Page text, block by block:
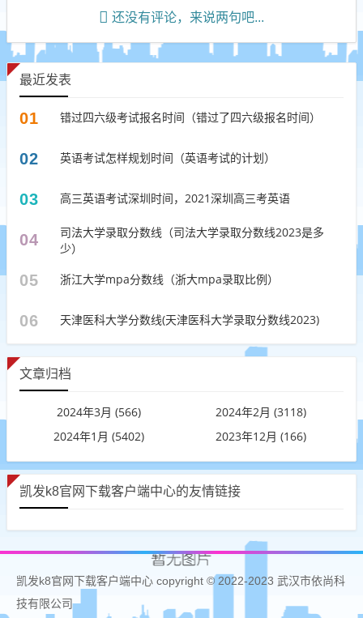
还没有评论，来说两句吧...
最近发表
01 错过四六级考试报名时间（错过了四六级报名时间）
02 英语考试怎样规划时间（英语考试的计划）
03 高三英语考试深圳时间，2021深圳高三考英语
04
司法大学录取分数线（司法大学录取分数线2023是多
少）
05 浙江大学mpa分数线（浙大mpa录取比例）
06 天津医科大学分数线(天津医科大学录取分数线2023)
文章归档
2024年3月 (566)
2024年2月 (3118)
2024年1月 (5402)
2023年12月 (166)
凯发k8官网下载客户端中心的友情链接
凯发k8官网下载客户端中心 copyright © 2022-2023 武汉市依尚科
技有限公司